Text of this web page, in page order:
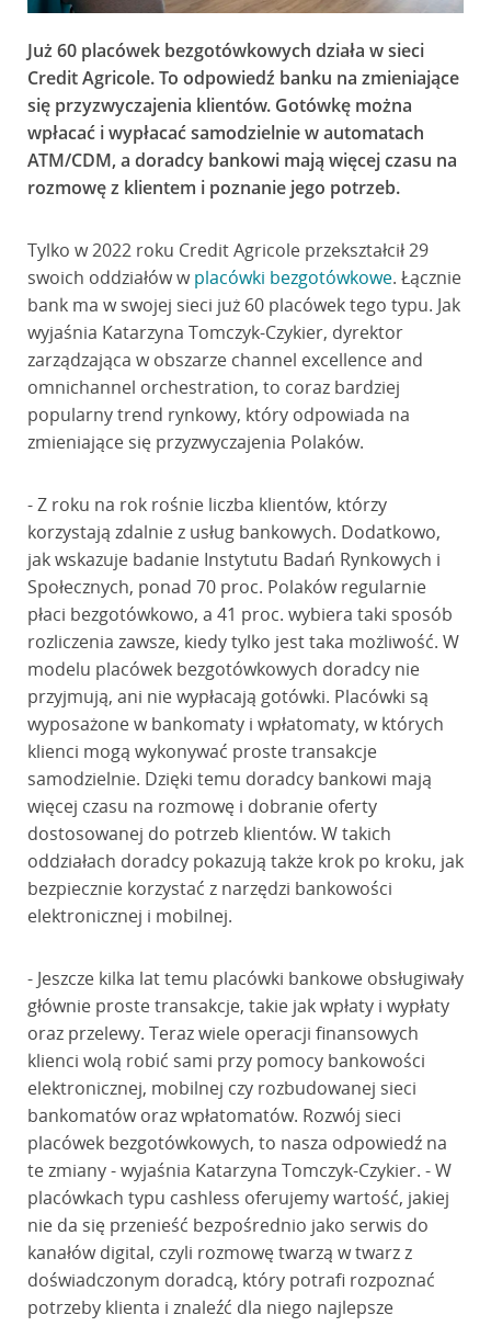
Już 60 placówek bezgotówkowych działa w sieci
Credit Agricole. To odpowiedź banku na zmieniające
się przyzwyczajenia klientów. Gotówkę można
wpłacać i wypłacać samodzielnie w automatach
ATM/CDM, a doradcy bankowi mają więcej czasu na
rozmowę z klientem i poznanie jego potrzeb.
Tylko w 2022 roku Credit Agricole przekształcił 29
swoich oddziałów wplacówki bezgotówkowe. Łącznie
bank ma w swojej sieci już 60 placówek tego typu. Jak
wyjaśnia Katarzyna Tomczyk-Czykier, dyrektor
zarządzająca w obszarze channel excellence and
omnichannel orchestration, to coraz bardziej
popularny trend rynkowy, który odpowiada na
zmieniające się przyzwyczajenia Polaków.
- Z roku na rok rośnie liczba klientów, którzy
korzystają zdalnie z usług bankowych. Dodatkowo,
jak wskazuje badanie Instytutu Badań Rynkowych i
Społecznych, ponad 70 proc. Polaków regularnie
płaci bezgotówkowo, a 41 proc. wybiera taki sposób
rozliczenia zawsze, kiedy tylko jest taka możliwość. W
modelu placówek bezgotówkowych doradcy nie
przyjmują, ani nie wypłacają gotówki. Placówki są
wyposażone w bankomaty i wpłatomaty, w których
klienci mogą wykonywać proste transakcje
samodzielnie. Dzięki temu doradcy bankowi mają
więcej czasu na rozmowę i dobranie oferty
dostosowanej do potrzeb klientów. W takich
oddziałach doradcy pokazują także krok po kroku, jak
bezpiecznie korzystać z narzędzi bankowości
elektronicznej i mobilnej.
- Jeszcze kilka lat temu placówki bankowe obsługiwały
głównie proste transakcje, takie jak wpłaty i wypłaty
oraz przelewy. Teraz wiele operacji finansowych
klienci wolą robić sami przy pomocy bankowości
elektronicznej, mobilnej czy rozbudowanej sieci
bankomatów oraz wpłatomatów. Rozwój sieci
placówek bezgotówkowych, to nasza odpowiedź na
te zmiany - wyjaśnia Katarzyna Tomczyk-Czykier. - W
placówkach typu cashless oferujemy wartość, jakiej
nie da się przenieść bezpośrednio jako serwis do
kanałów digital, czyli rozmowę twarzą w twarz z
doświadczonym doradcą, który potrafi rozpoznać
potrzeby klienta i znaleźć dla niego najlepsze